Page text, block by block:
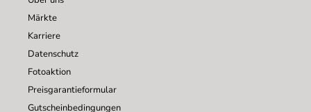
Märkte
Karriere
Datenschutz
Fotoaktion
Preisgarantieformular
Gutscheinbedingungen